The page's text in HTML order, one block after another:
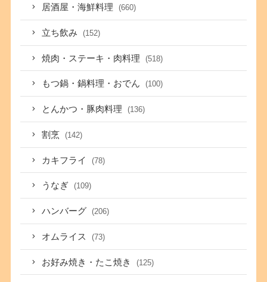
居酒屋・海鮮料理 (660)
立ち飲み (152)
焼肉・ステーキ・肉料理 (518)
もつ鍋・鍋料理・おでん (100)
とんかつ・豚肉料理 (136)
割烹 (142)
カキフライ (78)
うなぎ (109)
ハンバーグ (206)
オムライス (73)
お好み焼き・たこ焼き (125)